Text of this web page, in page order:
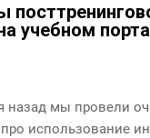
учебном
назад мы провели
использование